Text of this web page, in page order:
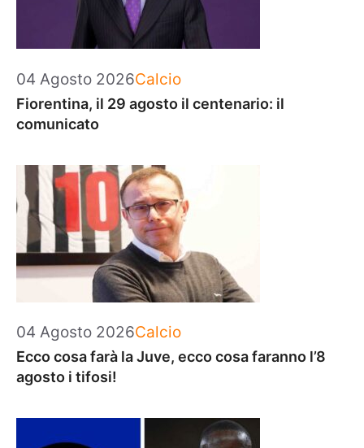
04 Agosto 2026Categorie
Calcio
Fiorentina, il 29 agosto il centenario: il
comunicato
04 Agosto 2026Categorie
Calcio
Ecco cosa farà la Juve, ecco cosa faranno l’8
agosto i tifosi!